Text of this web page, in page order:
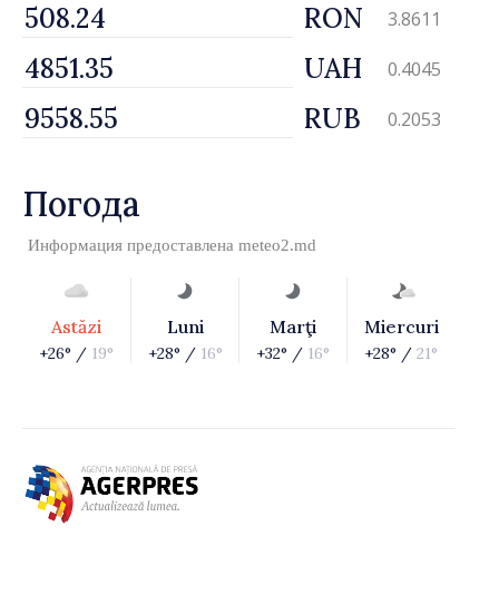
RON 3.8611
UAH 0.4045
RUB 0.2053
Погода
Информация предоставлена meteo2.md
Astăzi
+26° / 19°
Luni
+28° / 16°
Marţi
+32° / 16°
Miercuri
+28° / 21°